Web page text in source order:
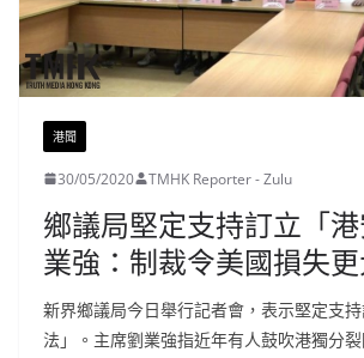
港聞
30/05/2020 TMHK Reporter - Zulu
鄉議局堅定支持訂立「
業強：制裁令美國損失
新界鄉議局今日舉行記者會，表示堅定支
法」。主席劉業強指近年有人鼓吹港獨分